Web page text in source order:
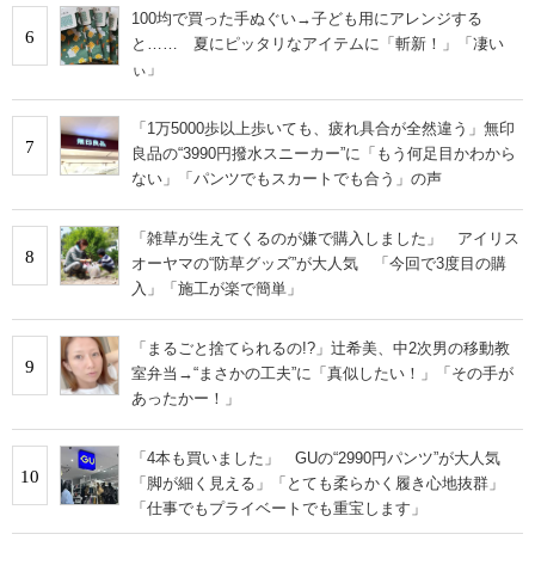
6
100均で買った手ぬぐい→子ども用にアレンジする
と…… 夏にピッタリなアイテムに「斬新！」「凄い
ぃ」
7
「1万5000歩以上歩いても、疲れ具合が全然違う」無印
良品の“3990円撥水スニーカー”に「もう何足目かわから
ない」「パンツでもスカートでも合う」の声
8
「雑草が生えてくるのが嫌で購入しました」 アイリス
オーヤマの“防草グッズ”が大人気 「今回で3度目の購
入」「施工が楽で簡単」
9
「まるごと捨てられるの!?」辻希美、中2次男の移動教
室弁当→“まさかの工夫”に「真似したい！」「その手が
あったかー！」
10
「4本も買いました」 GUの“2990円パンツ”が大人気
「脚が細く見える」「とても柔らかく履き心地抜群」
「仕事でもプライベートでも重宝します」